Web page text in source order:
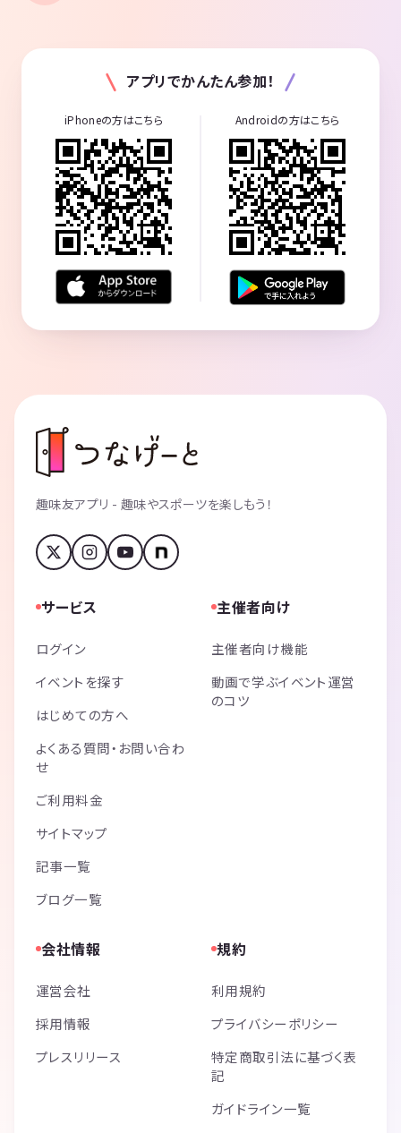
アプリでかんたん参加！
iPhoneの方はこちら Androidの方はこちら
趣味友アプリ - 趣味やスポーツを楽しもう！
サービス
ログイン
イベントを探す
はじめての方へ
よくある質問・お問い合わ
せ
ご利用料金
サイトマップ
記事一覧
ブログ一覧
主催者向け
主催者向け機能
動画で学ぶイベント運営
のコツ
会社情報
運営会社
採用情報
プレスリリース
規約
利用規約
プライバシーポリシー
特定商取引法に基づく表
記
ガイドライン一覧